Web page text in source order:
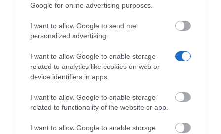
Google for online advertising purposes.
I want to allow Google to send me
personalized advertising.
I want to allow Google to enable storage
related to analytics like cookies on web or
device identifiers in apps.
I want to allow Google to enable storage
related to functionality of the website or app.
I want to allow Google to enable storage
handset, με προγραμματιζόμενα πλήκτρα, για
μοντέλα της σειράς V Pro και εντοπίζονται εύκολα
σε περίπτωση απώλειας, εξασφαλίζοντας ανώτερη
Με 12 γραμμές SIP, δυνατότητα συνδιάσκεψης 6
συμμετεχόντων και θύρες dual Gigabit, το Fanvil